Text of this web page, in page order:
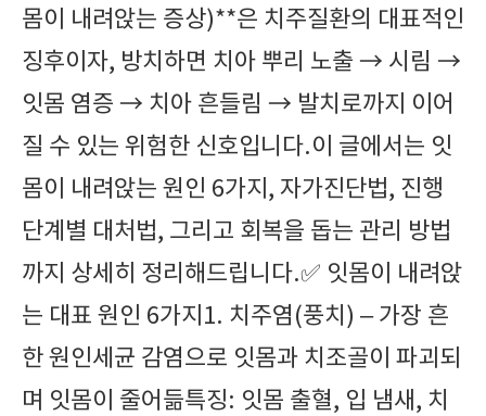
몸이 내려앉는 증상)**은 치주질환의 대표적인
징후이자, 방치하면 치아 뿌리 노출 → 시림 →
잇몸 염증 → 치아 흔들림 → 발치로까지 이어
질 수 있는 위험한 신호입니다.이 글에서는 잇
몸이 내려앉는 원인 6가지, 자가진단법, 진행
단계별 대처법, 그리고 회복을 돕는 관리 방법
까지 상세히 정리해드립니다.✅ 잇몸이 내려앉
는 대표 원인 6가지1. 치주염(풍치) – 가장 흔
한 원인세균 감염으로 잇몸과 치조골이 파괴되
며 잇몸이 줄어듦특징: 잇몸 출혈, 입 냄새, 치